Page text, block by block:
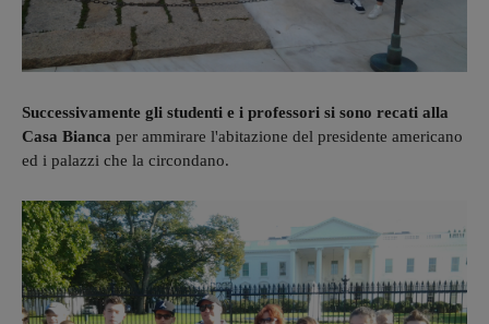
Successivamente gli studenti e i professori si sono recati alla
Casa Bianca per ammirare l'abitazione del presidente americano
ed i palazzi che la circondano.